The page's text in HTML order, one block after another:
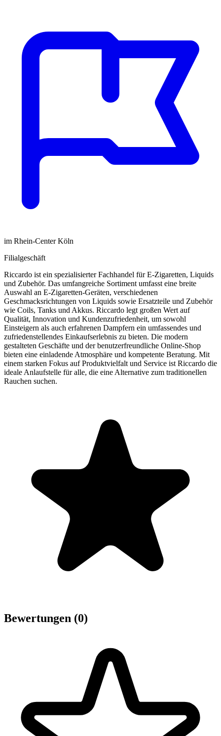
im Rhein-Center Köln
Filialgeschäft
Riccardo ist ein spezialisierter Fachhandel für E-Zigaretten, Liquids
und Zubehör. Das umfangreiche Sortiment umfasst eine breite
Auswahl an E-Zigaretten-Geräten, verschiedenen
Geschmacksrichtungen von Liquids sowie Ersatzteile und Zubehör
wie Coils, Tanks und Akkus. Riccardo legt großen Wert auf
Qualität, Innovation und Kundenzufriedenheit, um sowohl
Einsteigern als auch erfahrenen Dampfern ein umfassendes und
zufriedenstellendes Einkaufserlebnis zu bieten. Die modern
gestalteten Geschäfte und der benutzerfreundliche Online-Shop
bieten eine einladende Atmosphäre und kompetente Beratung. Mit
einem starken Fokus auf Produktvielfalt und Service ist Riccardo die
ideale Anlaufstelle für alle, die eine Alternative zum traditionellen
Rauchen suchen.
Bewertungen (0)